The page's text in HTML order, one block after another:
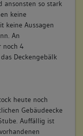
ansonsten so stark
keine
keine Aussagen
An
noch 4
Deckengebälk
heute noch
Gebäudeecke
Auffällig ist